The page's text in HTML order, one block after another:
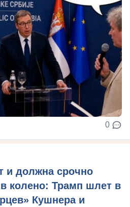
0
и должна срочно
колено: Трамп шлет в
Кушнера и